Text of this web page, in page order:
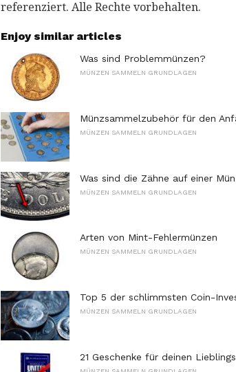
referenziert. Alle Rechte vorbehalten.
Enjoy similar articles
Was sind Problemmünzen?
MÜNZEN SAMMELN GRUNDLAGEN
Münzsammelzubehör für den
MÜNZEN SAMMELN GRUNDLAGEN
Was sind die Zähne auf einer
MÜNZEN SAMMELN GRUNDLAGEN
Arten von Mint-Fehlermünzen
MÜNZEN SAMMELN GRUNDLAGEN
Top 5 der schlimmsten Coin-
MÜNZEN SAMMELN GRUNDLAGEN
21 Geschenke für deinen